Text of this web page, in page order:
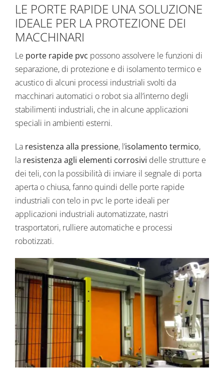
LE PORTE RAPIDE UNA SOLUZIONE
IDEALE PER LA PROTEZIONE DEI
MACCHINARI
Le porte rapide pvc possono assolvere le funzioni di
separazione, di protezione e di isolamento termico e
acustico di alcuni processi industriali svolti da
macchinari automatici o robot sia all’interno degli
stabilimenti industriali, che in alcune applicazioni
speciali in ambienti esterni.
La resistenza alla pressione, l’isolamento termico,
la resistenza agli elementi corrosivi delle strutture e
dei teli, con la possibilità di inviare il segnale di porta
aperta o chiusa, fanno quindi delle porte rapide
industriali con telo in pvc le porte ideali per
applicazioni industriali automatizzate, nastri
trasportatori, rulliere automatiche e processi
robotizzati.